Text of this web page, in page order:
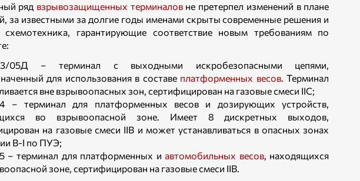
ряд взрывозащищенных терминаловне претерпел изменений в плане
за известными за долгие годы именами скрыты современные решения и
схемотехника, гарантирующие соответствие новым требованиям по
05Д – терминал с выходными искробезопасными цепями,
для использования в составе платформенных весов. Терминал
вне взрывоопасных зон, сертифицирован на газовые смеси IIC;
– терминал для платформенных весов и дозирующих устройств,
во взрывоопасной зоне. Имеет 8 дискретных выходов,
на газовые смеси IIB и может устанавливаться в опасных зонах
В-I по ПУЭ;
– терминал для платформенных и автомобильных весов, находящихся
зоне, сертифицирован на газовые смеси IIB.